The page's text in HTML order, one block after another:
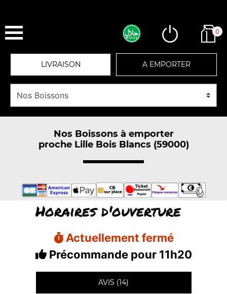
0
LIVRAISON A EMPORTER
Nos Boissons à emporter
proche Lille Bois Blancs (59000)
Horaires d'ouverture
Actuellement fermé
Précommande pour 11h20
AVIS (14)